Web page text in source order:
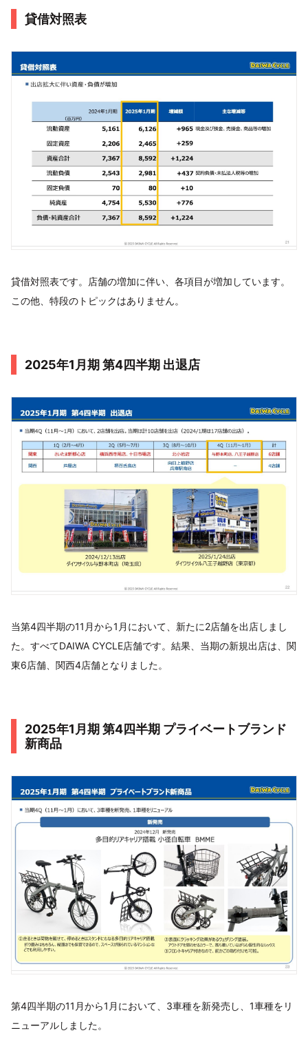
貸借対照表
貸借対照表です。店舗の増加に伴い、各項目が増加しています。
この他、特段のトピックはありません。
2025年1月期 第4四半期 出退店
当第4四半期の11月から1月において、新たに2店舗を出店しまし
た。すべてDAIWA CYCLE店舗です。結果、当期の新規出店は、関
東6店舗、関西4店舗となりました。
2025年1月期 第4四半期 プライベートブランド
新商品
第4四半期の11月から1月において、3車種を新発売し、1車種をリ
ニューアルしました。